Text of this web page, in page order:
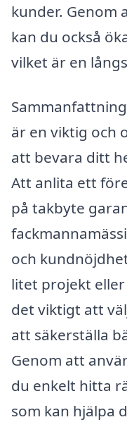
kunder. Genom
kan du också
vilket är en
är en viktig och
att bevara ditt
Att anlita ett
på takbyte
och
litet projekt
det viktigt att
att säkerställa
Genom att
du enkelt hitta
som kan hjälpa